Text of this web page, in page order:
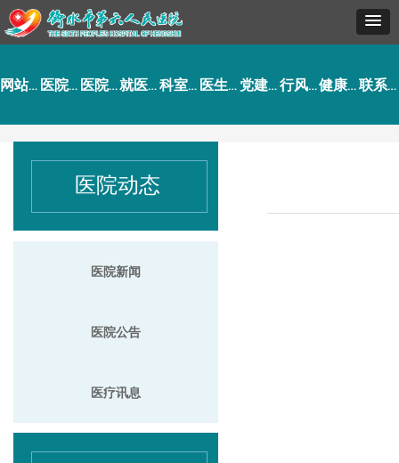
网站首页 医院概况 医院动态 就医指南 科室导航 医生介绍 党建工作 行风建设 健康园地 联系我们
医院动态
医院新闻
医院公告
医疗讯息